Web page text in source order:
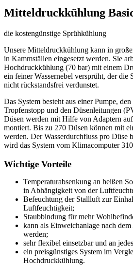
Mitteldruckkühlung
die kostengünstige Sprühkühlung
Unsere Mitteldruckkühlung kann in
in Kammställen eingesetzt werden. Sie
Hochdruckkühlung (70 bar) mit einem
ein feiner Wassernebel versprüht, der die
nicht rückstandsfrei verdunstet.
Das System besteht aus einer Pumpe,
Tropfenstopp und den Düsenleitungen
Düsen werden mit Hilfe von Adaptern
montiert. Bis zu 270 Düsen können mit
werden. Der Wasserdurchfluss pro Düse
wird das System vom Klimacomputer
Wichtige Vorteile
Temperaturabsenkung an heißen
in Abhängigkeit von der
Befeuchtung der Stallluft zur
Luftfeuchtigkeit;
Staubbindung für mehr
kann als Einweichanlage nach
werden;
sehr flexibel einsetzbar und an
ein preisgünstiges System im
Hochdruckkühlung.